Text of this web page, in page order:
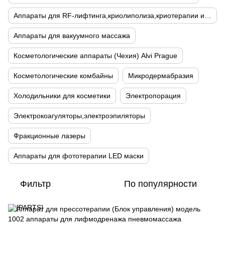
Аппараты для вакуумного массажа
Косметологические аппараты (Чехия) Alvi Prague
Косметологические комбайны Микродермабразия
Холодильники для косметики Электропорация
Электрокоагуляторы,электроэпиляторы
Фракционные лазеры
Аппараты для фототерапии LED маски
Фильтр По популярности